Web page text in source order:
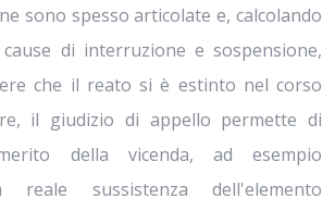
sono spesso articolate e, calcolando
di interruzione e sospensione,
che il reato si è estinto nel corso
il giudizio di appello permette di
della vicenda, ad esempio
reale sussistenza dell'elemento